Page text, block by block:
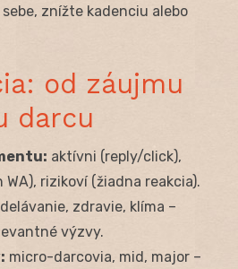
znížte kadenciu alebo
od záujmu
darcu
aktívni (reply/click),
WA), rizikoví (žiadna reakcia).
zdravie, klíma –
výzvy.
micro-darcovia, mid, major –